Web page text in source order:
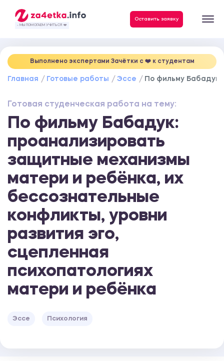
- МЫ ПОМОГАЕМ УЧИТЬСЯ ❤️
Оставить заявку
Выполнено экспертами Зачётки c ❤️ к студентам
Главная Готовые работы Эссе По фильму Бабадук:
Готовая студенческая работа на тему:
По фильму Бабадук:
проанализировать
защитные механизмы
матери и ребёнка, их
бессознательные
конфликты, уровни
развития эго,
сцепленная
психопатологиях
матери и ребёнка
Эссе Психология